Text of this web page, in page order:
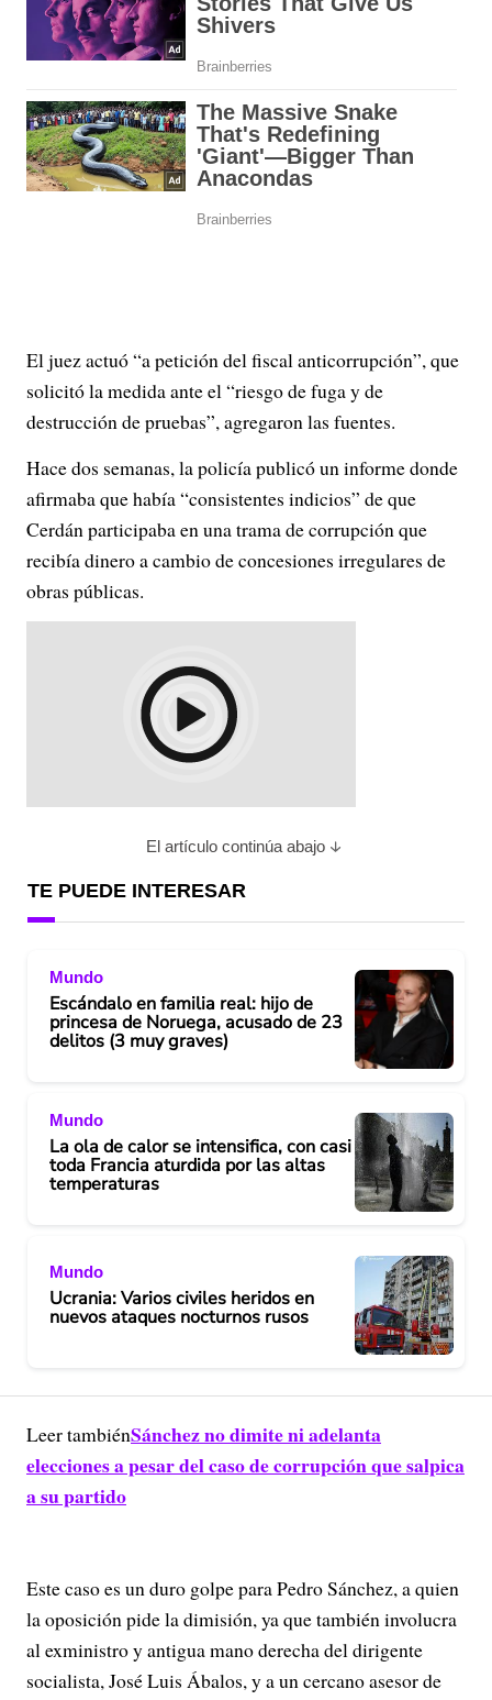
El juez actuó “a petición del fiscal anticorrupción”, que
solicitó la medida ante el “riesgo de fuga y de
destrucción de pruebas”, agregaron las fuentes.
Hace dos semanas, la policía publicó un informe donde
afirmaba que había “consistentes indicios” de que
Cerdán participaba en una trama de corrupción que
recibía dinero a cambio de concesiones irregulares de
obras públicas.
El artículo continúa abajo
TE PUEDE INTERESAR
Mundo
Escándalo en familia real: hijo de
princesa de Noruega, acusado de 23
delitos (3 muy graves)
Mundo
La ola de calor se intensifica, con casi
toda Francia aturdida por las altas
temperaturas
Mundo
Ucrania: Varios civiles heridos en
nuevos ataques nocturnos rusos
Leer tambiénSánchez no dimite ni adelanta
elecciones a pesar del caso de corrupción que salpica
a su partido
Este caso es un duro golpe para Pedro Sánchez, a quien
la oposición pide la dimisión, ya que también involucra
al exministro y antigua mano derecha del dirigente
socialista, José Luis Ábalos, y a un cercano asesor de